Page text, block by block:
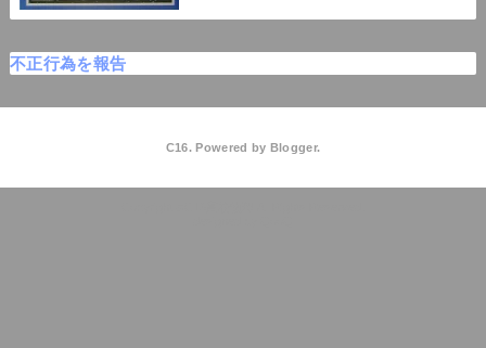
不正行為を報告
C16. Powered by Blogger.